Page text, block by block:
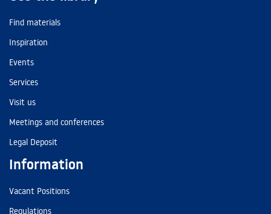
Find materials
Inspiration
Events
Services
Visit us
Meetings and conferences
Legal Deposit
Information
Vacant Positions
Regulations